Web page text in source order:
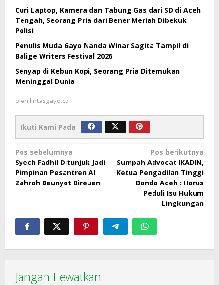
Curi Laptop, Kamera dan Tabung Gas dari SD di Aceh
Tengah, Seorang Pria dari Bener Meriah Dibekuk
Polisi
Penulis Muda Gayo Nanda Winar Sagita Tampil di
Balige Writers Festival 2026
Senyap di Kebun Kopi, Seorang Pria Ditemukan
Meninggal Dunia
oleh lintasgayo.co
Ikuti Kami Pada
Navigasi
pos
Pos sebelumnya
Syech Fadhil Ditunjuk Jadi
Pimpinan Pesantren Al
Zahrah Beunyot Bireuen
Pos berikutnya
Sumpah Advocat IKADIN,
Ketua Pengadilan Tinggi
Banda Aceh : Harus
Peduli Isu Hukum
Lingkungan
Jangan Lewatkan